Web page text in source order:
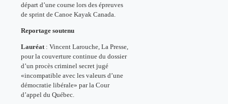
départ d’une course lors des épreuves
de sprint de Canoe Kayak Canada.
Reportage soutenu
Lauréat : Vincent Larouche, La Presse,
pour la couverture continue du dossier
d’un procès criminel secret jugé
«incompatible avec les valeurs d’une
démocratie libérale» par la Cour
d’appel du Québec.